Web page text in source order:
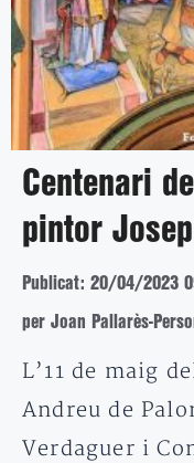
Centenari
pintor
Publicat: 20/04/2023
per Joan Pallarès-
L’11 de maig
Andreu de
Verdaguer i